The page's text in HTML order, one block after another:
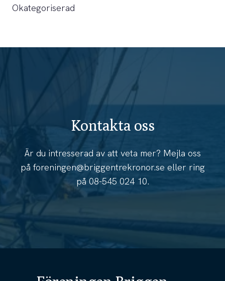
Okategoriserad
Kontakta oss
Är du intresserad av att veta mer? Mejla oss
påforeningen@briggentrekronor.se eller ring
på 08-545 024 10.